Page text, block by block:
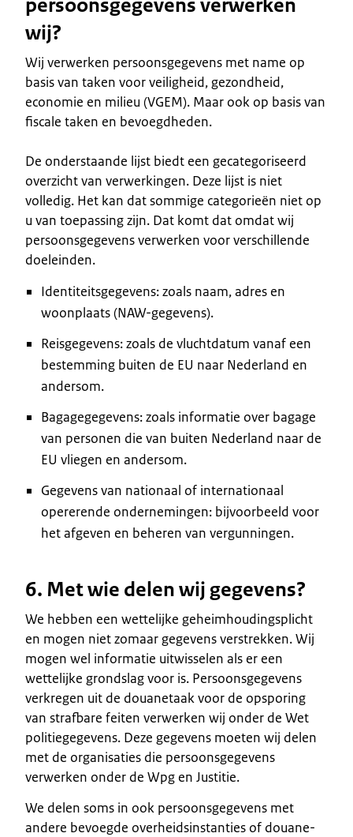
wij?
Wij verwerken persoonsgegevens met name op
basis van taken voor veiligheid, gezondheid,
economie en milieu (VGEM). Maar ook op basis van
fiscale taken en bevoegdheden.
De onderstaande lijst biedt een gecategoriseerd
overzicht van verwerkingen. Deze lijst is niet
volledig. Het kan dat sommige categorieën niet op
u van toepassing zijn. Dat komt dat omdat wij
persoonsgegevens verwerken voor verschillende
doeleinden.
Identiteitsgegevens: zoals naam, adres en
woonplaats (NAW-gegevens).
Reisgegevens: zoals de vluchtdatum vanaf een
bestemming buiten de EU naar Nederland en
andersom.
Bagagegegevens: zoals informatie over bagage
van personen die van buiten Nederland naar de
EU vliegen en andersom.
Gegevens van nationaal of internationaal
opererende ondernemingen: bijvoorbeeld voor
het afgeven en beheren van vergunningen.
6. Met wie delen wij gegevens?
We hebben een wettelijke geheimhoudingsplicht
en mogen niet zomaar gegevens verstrekken. Wij
mogen wel informatie uitwisselen als er een
wettelijke grondslag voor is. Persoonsgegevens
verkregen uit de douanetaak voor de opsporing
van strafbare feiten verwerken wij onder de Wet
politiegegevens. Deze gegevens moeten wij delen
met de organisaties die persoonsgegevens
verwerken onder de Wpg en Justitie.
We delen soms in ook persoonsgegevens met
andere bevoegde overheidsinstanties of douane-